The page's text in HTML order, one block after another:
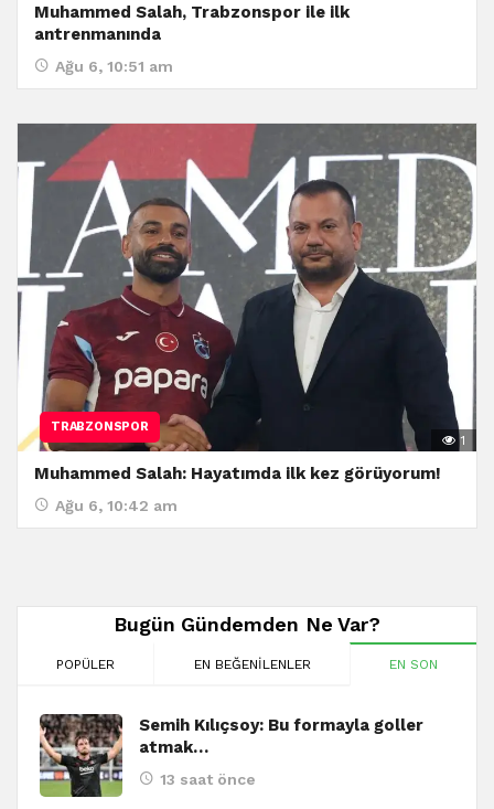
Muhammed Salah, Trabzonspor ile ilk
antrenmanında
Ağu 6, 10:51 am
TRABZONSPOR
1
Muhammed Salah: Hayatımda ilk kez görüyorum!
Ağu 6, 10:42 am
Bugün Gündemden Ne Var?
POPÜLER EN BEĞENILENLER EN SON
Semih Kılıçsoy: Bu formayla goller
atmak…
13 saat önce